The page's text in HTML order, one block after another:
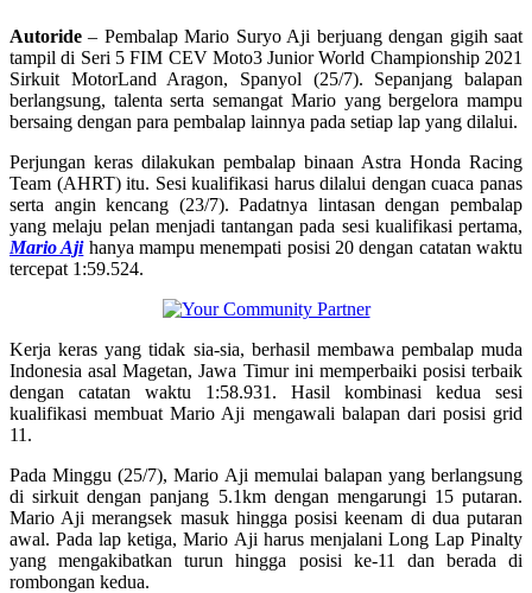
Autoride – Pembalap Mario Suryo Aji berjuang dengan gigih saat
tampil di Seri 5 FIM CEV Moto3 Junior World Championship 2021
Sirkuit MotorLand Aragon, Spanyol (25/7). Sepanjang balapan
berlangsung, talenta serta semangat Mario yang bergelora mampu
bersaing dengan para pembalap lainnya pada setiap lap yang dilalui.
Perjungan keras dilakukan pembalap binaan Astra Honda Racing
Team (AHRT) itu. Sesi kualifikasi harus dilalui dengan cuaca panas
serta angin kencang (23/7). Padatnya lintasan dengan pembalap
yang melaju pelan menjadi tantangan pada sesi kualifikasi pertama,
Mario Ajihanya mampu menempati posisi 20 dengan catatan waktu
tercepat 1:59.524.
Kerja keras yang tidak sia-sia, berhasil membawa pembalap muda
Indonesia asal Magetan, Jawa Timur ini memperbaiki posisi terbaik
dengan catatan waktu 1:58.931. Hasil kombinasi kedua sesi
kualifikasi membuat Mario Aji mengawali balapan dari posisi grid
11.
Pada Minggu (25/7), Mario Aji memulai balapan yang berlangsung
di sirkuit dengan panjang 5.1km dengan mengarungi 15 putaran.
Mario Aji merangsek masuk hingga posisi keenam di dua putaran
awal. Pada lap ketiga, Mario Aji harus menjalani Long Lap Pinalty
yang mengakibatkan turun hingga posisi ke-11 dan berada di
rombongan kedua.